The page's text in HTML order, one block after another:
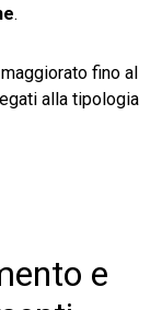
.
fino al
alla tipologia
e